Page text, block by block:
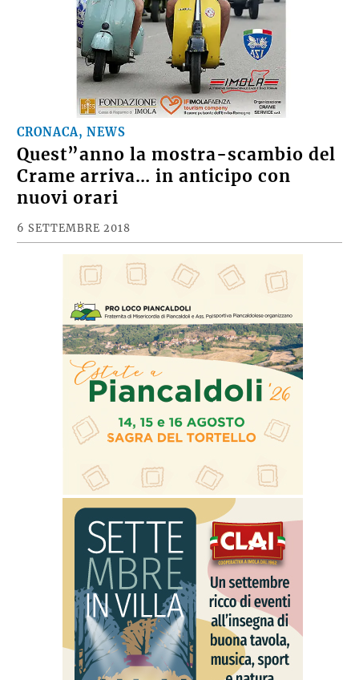
CRONACA, NEWS
Quest”anno la mostra-scambio del
Crame arriva… in anticipo con
nuovi orari
6 SETTEMBRE 2018